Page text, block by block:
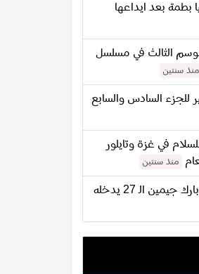
بعد ايداعها
الثالث في مسلسل
منذ سنتين
للجزء السادس والسابع
في غزة وتايلور
منذ سنتين
عيد ميلاد عضو فريق BTS بارك جيمين الـ 27 يدخله